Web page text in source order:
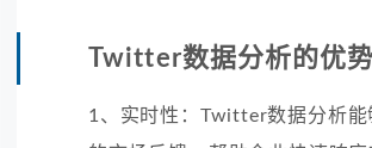
Twitter数据分析的优势
1、实时性：Twitter数据分析能